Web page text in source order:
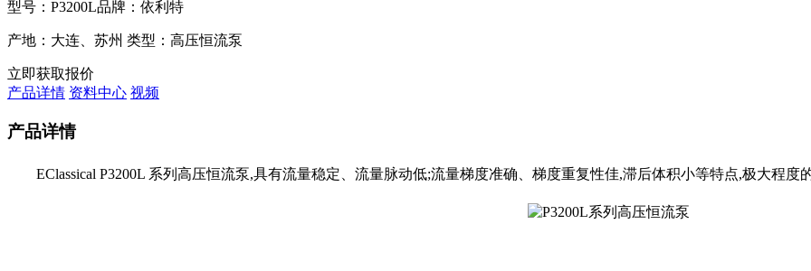
型号：P3200L品牌：依利特
产地：大连、苏州 类型：高压恒流泵
立即获取报价
产品详情 资料中心 视频
产品详情
EClassical P3200L 系列高压恒流泵,具有流量稳定、流量脉动低;流量梯度准确、梯度重复性佳,滞后体积小等特点,极大程度